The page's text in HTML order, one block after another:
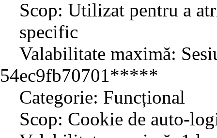
Scop: Utilizat pentru a
specific
Valabilitate maximă:
54ec9fb70701*****
Categorie: Funcțional
Scop: Cookie de auto-